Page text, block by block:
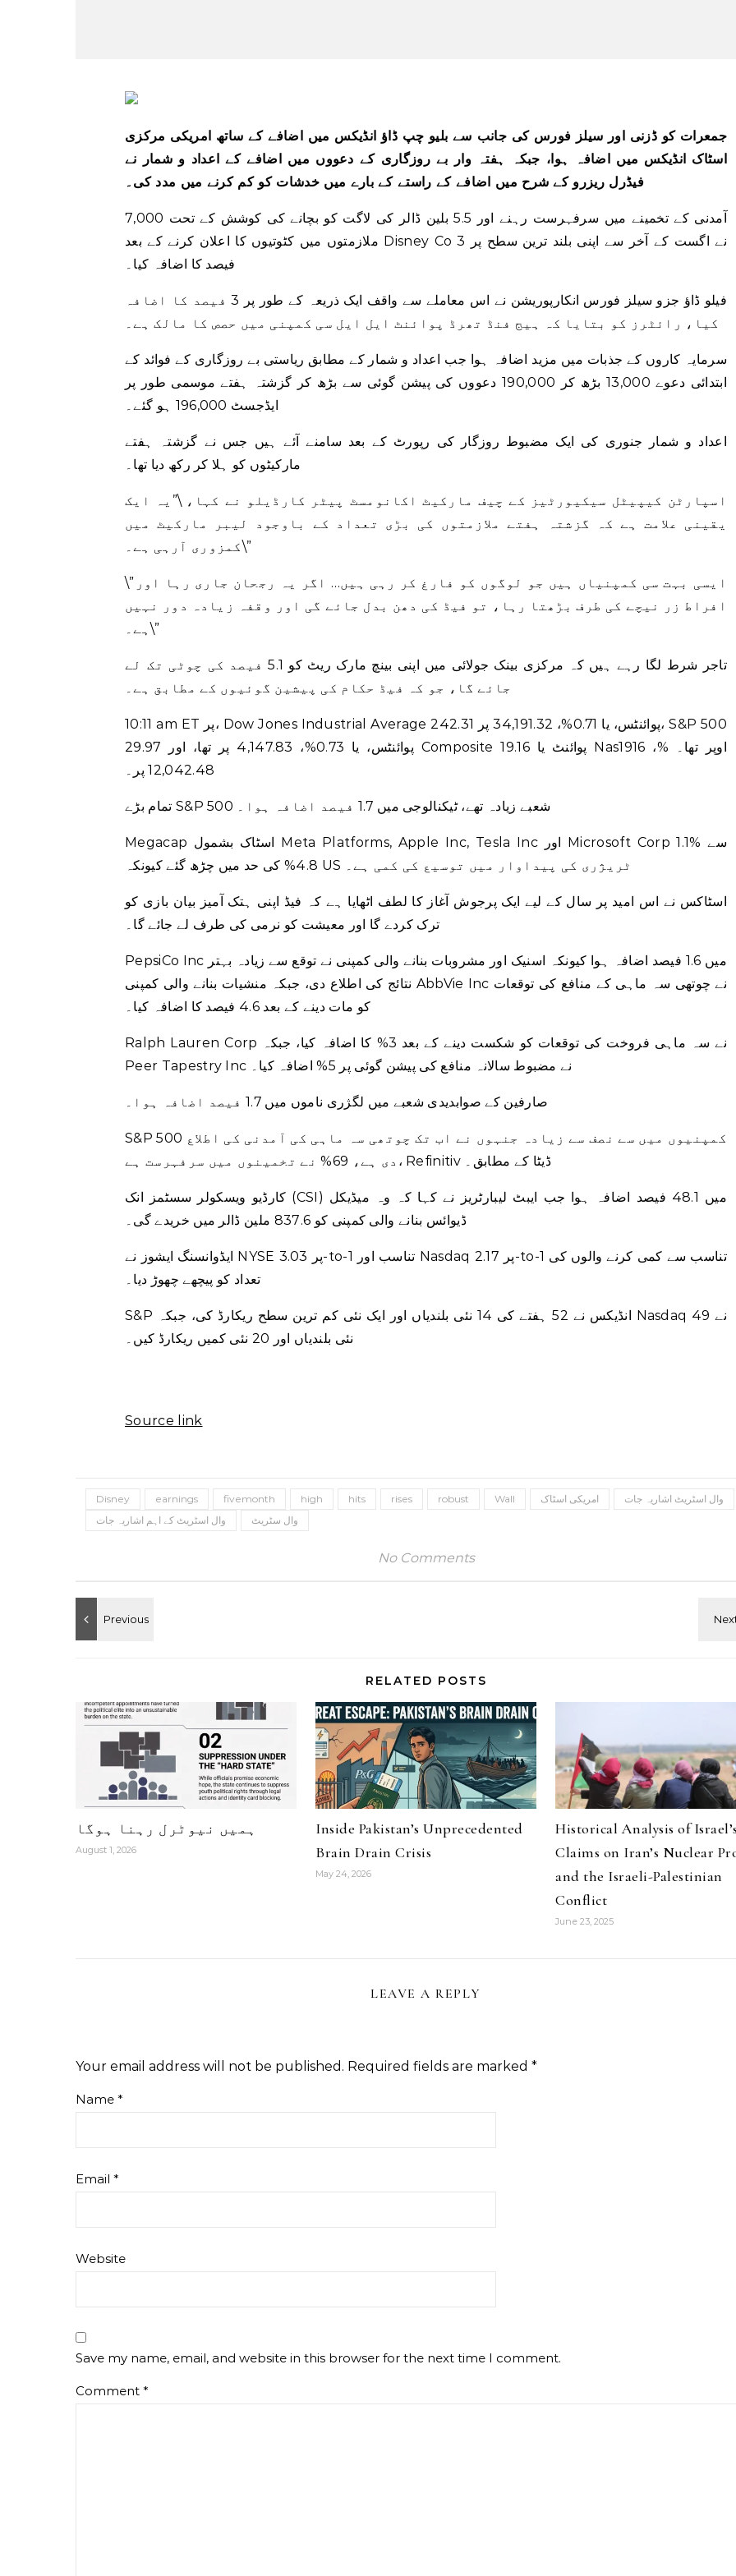
جمعرات کو ڈزنی اور سیلز فورس کی جانب سے بلیو چپ ڈاؤ انڈیکس میں اضافے کے ساتھ امریکی مرکزی
اسٹاک انڈیکس میں اضافہ ہوا، جبکہ ہفتہ وار بے روزگاری کے دعووں میں اضافے کے اعداد و شمار نے
فیڈرل ریزرو کے شرح میں اضافے کے راستے کے بارے میں خدشات کو کم کرنے میں مدد کی۔
آمدنی کے تخمینے میں سرفہرست رہنے اور 5.5 بلین ڈالر کی لاگت کو بچانے کی کوشش کے تحت 7,000
ملازمتوں میں کٹوتیوں کا اعلان کرنے کے بعد Disney Co نے اگست کے آخر سے اپنی بلند ترین سطح پر 3
فیصد کا اضافہ کیا۔
فیلو ڈاؤ جزو سیلز فورس انکارپوریشن نے اس معاملے سے واقف ایک ذریعہ کے طور پر 3 فیصد کا اضافہ
کیا، رائٹرز کو بتایا کہ ہیج فنڈ تھرڈ پوائنٹ ایل ایل سی کمپنی میں حصص کا مالک ہے۔
سرمایہ کاروں کے جذبات میں مزید اضافہ ہوا جب اعداد و شمار کے مطابق ریاستی بے روزگاری کے فوائد کے
ابتدائی دعوے 13,000 بڑھ کر 190,000 دعووں کی پیشن گوئی سے بڑھ کر گزشتہ ہفتے موسمی طور پر
ایڈجسٹ 196,000 ہو گئے۔
اعداد و شمار جنوری کی ایک مضبوط روزگار کی رپورٹ کے بعد سامنے آئے ہیں جس نے گزشتہ ہفتے
مارکیٹوں کو ہلا کر رکھ دیا تھا۔
اسپارٹن کیپیٹل سیکیورٹیز کے چیف مارکیٹ اکانومسٹ پیٹر کارڈیلو نے کہا، \”یہ ایک
یقینی علامت ہے کہ گزشتہ ہفتے ملازمتوں کی بڑی تعداد کے باوجود لیبر مارکیٹ میں
کمزوری آرہی ہے۔\”
\”ایسی بہت سی کمپنیاں ہیں جو لوگوں کو فارغ کر رہی ہیں… اگر یہ رجحان جاری رہا اور
افراط زر نیچے کی طرف بڑھتا رہا، تو فیڈ کی دھن بدل جائے گی اور وقفہ زیادہ دور نہیں
ہے۔\”
تاجر شرط لگا رہے ہیں کہ مرکزی بینک جولائی میں اپنی بینچ مارک ریٹ کو 5.1 فیصد کی چوٹی تک لے
جائے گا، جو کہ فیڈ حکام کی پیشین گوئیوں کے مطابق ہے۔
10:11 am ET پر، Dow Jones Industrial Average 242.31 پوائنٹس، یا 0.71%، 34,191.32 پر، S&P 500
29.97 پوائنٹس، یا 0.73%، 4,147.83 پر تھا، اور Composite 19.16 پوائنٹ یا Nas1916 اوپر تھا۔ %،
12,042.48 پر۔
تمام بڑے S&P 500 شعبے زیادہ تھے، ٹیکنالوجی میں 1.7 فیصد اضافہ ہوا۔
Megacap اسٹاک بشمول Meta Platforms, Apple Inc, Tesla Inc اور Microsoft Corp 1.1% سے
4.8% کی حد میں چڑھ گئے کیونکہ US ٹریژری کی پیداوار میں توسیع کی کمی ہے۔
اسٹاکس نے اس امید پر سال کے لیے ایک پرجوش آغاز کا لطف اٹھایا ہے کہ فیڈ اپنی ہتک آمیز بیان بازی کو
ترک کردے گا اور معیشت کو نرمی کی طرف لے جائے گا۔
PepsiCo Inc میں 1.6 فیصد اضافہ ہوا کیونکہ اسنیک اور مشروبات بنانے والی کمپنی نے توقع سے زیادہ بہتر
نتائج کی اطلاع دی، جبکہ منشیات بنانے والی کمپنی AbbVie Inc نے چوتھی سہ ماہی کے منافع کی توقعات
کو مات دینے کے بعد 4.6 فیصد کا اضافہ کیا۔
Ralph Lauren Corp نے سہ ماہی فروخت کی توقعات کو شکست دینے کے بعد 3% کا اضافہ کیا، جبکہ
Peer Tapestry Inc نے مضبوط سالانہ منافع کی پیشن گوئی پر 5% اضافہ کیا۔
صارفین کے صوابدیدی شعبے میں لگژری ناموں میں 1.7 فیصد اضافہ ہوا۔
S&P 500 کمپنیوں میں سے نصف سے زیادہ جنہوں نے اب تک چوتھی سہ ماہی کی آمدنی کی اطلاع
دی ہے، 69% نے تخمینوں میں سرفہرست ہے، Refinitiv ڈیٹا کے مطابق۔
کارڈیو ویسکولر سسٹمز انک (CSI) میں 48.1 فیصد اضافہ ہوا جب ایبٹ لیبارٹریز نے کہا کہ وہ میڈیکل
ڈیوائس بنانے والی کمپنی کو 837.6 ملین ڈالر میں خریدے گی۔
ایڈوانسنگ ایشوز نے NYSE پر 3.03-to-1 تناسب اور Nasdaq پر 2.17-to-1 تناسب سے کمی کرنے والوں کی
تعداد کو پیچھے چھوڑ دیا۔
S&P انڈیکس نے 52 ہفتے کی 14 نئی بلندیاں اور ایک نئی کم ترین سطح ریکارڈ کی، جبکہ Nasdaq نے 49
نئی بلندیاں اور 20 نئی کمیں ریکارڈ کیں۔
Source link
Disney earnings fivemonth high hits rises robust Wall امریکی اسٹاک
وال اسٹریٹ اشاریہ جات
وال اسٹریٹ کے اہم اشاریہ جات
وال سٹریٹ
No Comments
RELATED POSTS
ہمیں نیوٹرل رہنا ہوگا
August 1, 2026
Inside Pakistan’s Unprecedented
Brain Drain Crisis
May 24, 2026
Historical Analysis of
Claims on Iran’s Nuclear
and the Israeli-Palestinian
Conflict
June 23, 2025
LEAVE A REPLY
Your email address will not be published. Required fields are marked *
Name *
Email *
Website
Save my name, email, and website in this browser for the next time I comment.
Comment *